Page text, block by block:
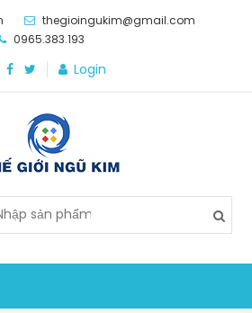
thegioingukim@gmail.com
0965.383.193
Login
Kim
sản xuất